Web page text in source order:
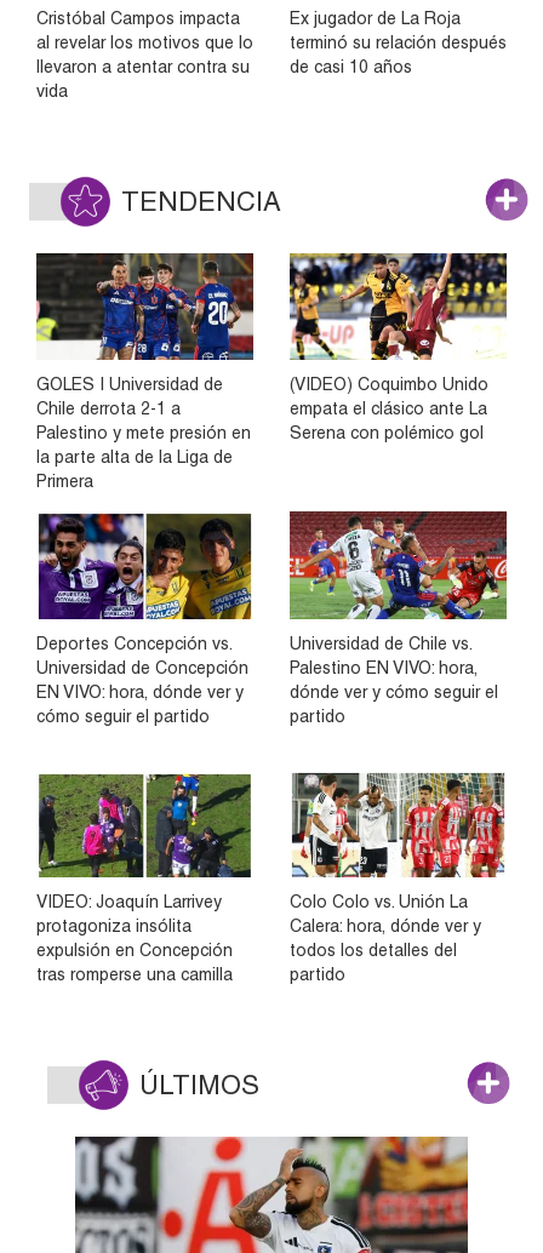
Cristóbal Campos impacta
al revelar los motivos que lo
llevaron a atentar contra su
vida
Ex jugador de La Roja
terminó su relación después
de casi 10 años
TENDENCIA
GOLES | Universidad de
Chile derrota 2-1 a
Palestino y mete presión en
la parte alta de la Liga de
Primera
(VIDEO) Coquimbo Unido
empata el clásico ante La
Serena con polémico gol
Deportes Concepción vs.
Universidad de Concepción
EN VIVO: hora, dónde ver y
cómo seguir el partido
Universidad de Chile vs.
Palestino EN VIVO: hora,
dónde ver y cómo seguir el
partido
VIDEO: Joaquín Larrivey
protagoniza insólita
expulsión en Concepción
tras romperse una camilla
Colo Colo vs. Unión La
Calera: hora, dónde ver y
todos los detalles del
partido
ÚLTIMOS